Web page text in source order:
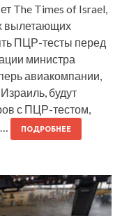
The Times of Israel,
вылетающих
ПЦР-тесты перед
министра
авиакомпании,
будут
с ПЦР-тестом,
ПОДРОБНЕЕ